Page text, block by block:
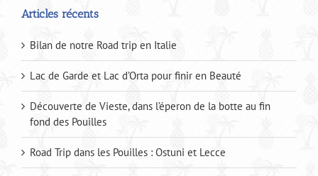
Articles récents
Bilan de notre Road trip en Italie
Lac de Garde et Lac d’Orta pour finir en Beauté
Découverte de Vieste, dans l’éperon de la botte au fin
fond des Pouilles
Road Trip dans les Pouilles : Ostuni et Lecce